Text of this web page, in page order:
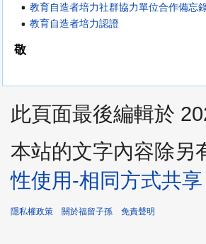
教育自造者培力社群協力單位合作備忘
教育自造者培力認證
敬
此頁面最後編輯於
本站的文字內容除
性使用-相同方式共享
隱私權政策 關於福留子孫 免責聲明